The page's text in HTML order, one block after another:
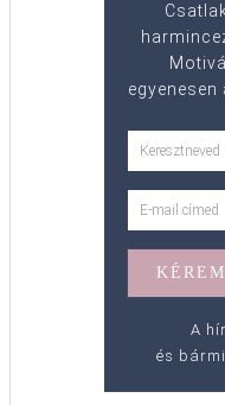
A
és